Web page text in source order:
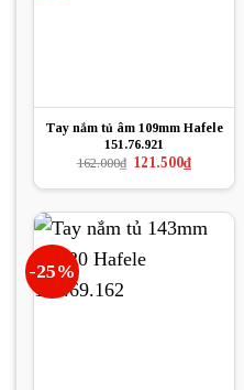
Tay nắm tủ âm 109mm Hafele
151.76.921
162.000₫ Giá
là:
121.500₫Giá
hiện
tại
121.500₫.
-25%